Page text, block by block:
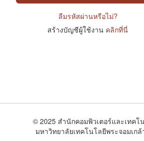
ลืมรหัสผ่านหรือไม่?
สร้างบัญชีผู้ใช้งาน คลิกที่นี่
© 2025 สำนักคอมพิวเตอร์และเทคโ
มหาวิทยาลัยเทคโนโลยีพระจอมเก